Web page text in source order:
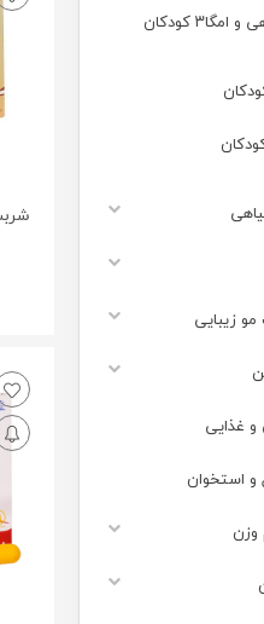
کودکان
زیبایی
غذایی
استخوان
وزن